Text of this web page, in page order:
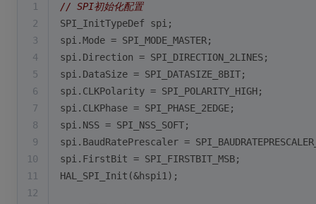
1
// SPI初始化配置
2
SPI_InitTypeDef spi;
3
spi.Mode = SPI_MODE_MASTER;
4
spi.Direction = SPI_DIRECTION_2LINES;
5
spi.DataSize = SPI_DATASIZE_8BIT;
6
spi.CLKPolarity = SPI_POLARITY_HIGH;
7
spi.CLKPhase = SPI_PHASE_2EDGE;
8
spi.NSS = SPI_NSS_SOFT;
9
spi.BaudRatePrescaler =
10
spi.FirstBit = SPI_FIRSTBIT_MSB;
11
HAL_SPI_Init(&hspi1);
12